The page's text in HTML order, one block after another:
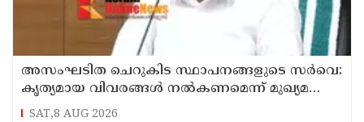
അസംഘടിത ചെറുകിട സ്ഥാപനങ്ങളുടെ സർവെ:
കൃത്യമായ വിവരങ്ങൾ നൽകണമെന്ന് മുഖ്യമന്ത്രി
വി ഡി സതീശൻ
SAT,8 AUG 2026